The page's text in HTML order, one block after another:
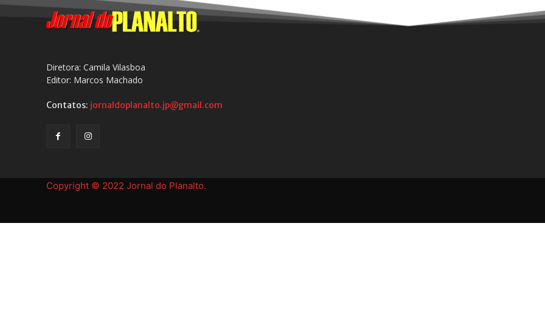
Diretora: Camila Vilasboa
Editor: Marcos Machado
Contatos: jornaldoplanalto.jp@gmail.com
Copyright © 2022 Jornal do Planalto.